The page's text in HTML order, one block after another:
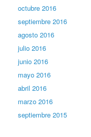
octubre 2016
septiembre 2016
agosto 2016
julio 2016
junio 2016
mayo 2016
abril 2016
marzo 2016
septiembre 2015